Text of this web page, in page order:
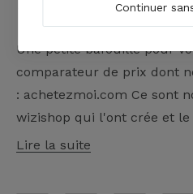
Une petite bafouille pour
comparateur de prix dont
: achetezmoi.com Ce sont
wizishop qui l'ont crée et le
Lire la suite
Continuer